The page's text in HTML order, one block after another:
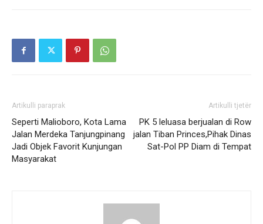
Artikulli paraprak
Seperti Malioboro, Kota Lama
Jalan Merdeka Tanjungpinang
Jadi Objek Favorit Kunjungan
Masyarakat
Artikulli tjetër
PK 5 leluasa berjualan di Row
jalan Tiban Princes,Pihak Dinas
Sat-Pol PP Diam di Tempat